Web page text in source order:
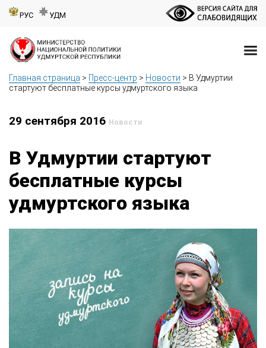
РУС УДМ
Главная страница > Пресс-центр > Новости > В Удмуртии
стартуют бесплатные курсы удмуртского языка
29 сентября 2016 Новости
В Удмуртии стартуют
бесплатные курсы
удмуртского языка